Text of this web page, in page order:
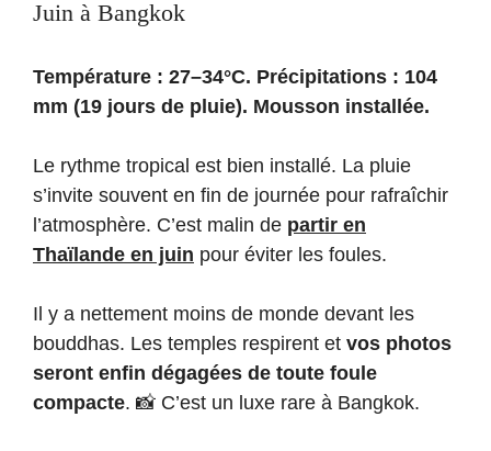
Juin à Bangkok
Température : 27–34°C. Précipitations : 104
mm (19 jours de pluie). Mousson installée.
Le rythme tropical est bien installé. La pluie
s’invite souvent en fin de journée pour rafraîchir
l’atmosphère. C’est malin de partir en
Thaïlande en juin pour éviter les foules.
Il y a nettement moins de monde devant les
bouddhas. Les temples respirent et vos photos
seront enfin dégagées de toute foule
compacte. 📸 C’est un luxe rare à Bangkok.